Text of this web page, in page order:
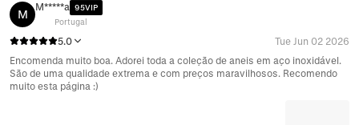
M
M*****a 95VIP
Portugal
5.0
Tue Jun 02 2026
Encomenda muito boa. Adorei toda a coleção de aneis em aço inoxidável.
São de uma qualidade extrema e com preços maravilhosos. Recomendo
muito esta página :)